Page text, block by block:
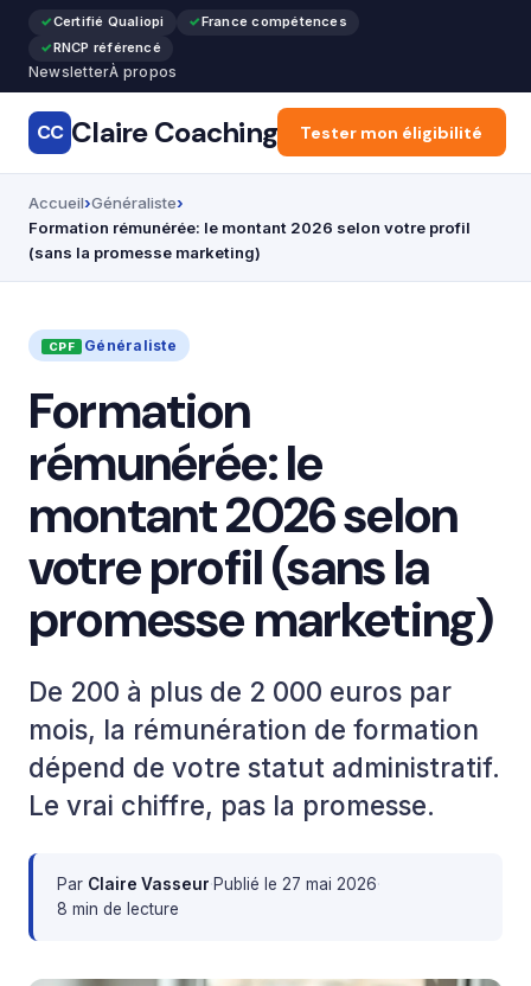
Certifié Qualiopi
France compétences
RNCP référencé
NewsletterÀ propos
CC Claire Coaching Accueil Reconversion
Tester mon éligibilité
Accueil Généraliste
Formation rémunérée: le montant 2026 selon votre profil
(sans la promesse marketing)
Généraliste
Formation
rémunérée: le
montant 2026 selon
votre profil (sans la
promesse marketing)
De 200 à plus de 2 000 euros par
mois, la rémunération de formation
dépend de votre statut administratif.
Le vrai chiffre, pas la promesse.
Par Claire Vasseur·Publié le 27 mai 2026·
8 min de lecture